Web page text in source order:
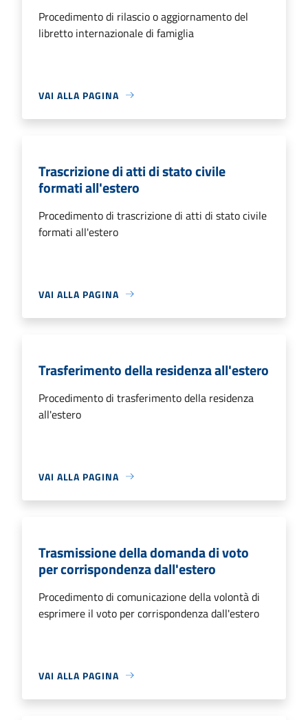
Procedimento di rilascio o aggiornamento del
libretto internazionale di famiglia
VAI ALLA PAGINA
Trascrizione di atti di stato civile
formati all'estero
Procedimento di trascrizione di atti di stato civile
formati all'estero
VAI ALLA PAGINA
Trasferimento della residenza all'estero
Procedimento di trasferimento della residenza
all'estero
VAI ALLA PAGINA
Trasmissione della domanda di voto
per corrispondenza dall'estero
Procedimento di comunicazione della volontà di
esprimere il voto per corrispondenza dall'estero
VAI ALLA PAGINA